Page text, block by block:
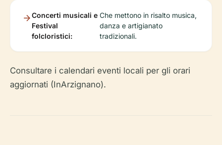
Concerti musicali e
Festival
folcloristici:
Che mettono in risalto musica,
danza e artigianato
tradizionali.
Consultare i calendari eventi locali per gli orari
aggiornati (InArzignano).